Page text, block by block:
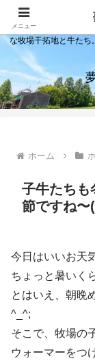
夢ミルク館！それは
す。日本海のすぐそ
な牧場干拓地と牛たち
ホーム
子牛たちも
節ですね
今日はいいお天
ちょっと暑いく
とはいえ、朝晩
^_^;
そこで、牧場の
ウォーマーをつ
メニュー